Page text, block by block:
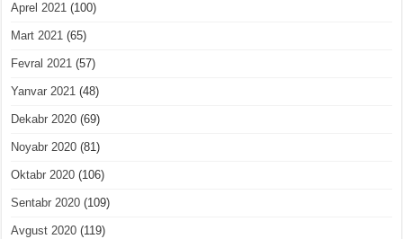
Aprel 2021 (100)
Mart 2021 (65)
Fevral 2021 (57)
Yanvar 2021 (48)
Dekabr 2020 (69)
Noyabr 2020 (81)
Oktabr 2020 (106)
Sentabr 2020 (109)
Avgust 2020 (119)